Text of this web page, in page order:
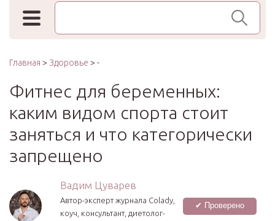
Поиск по сайту
Главная > Здоровье > -
Фитнес для беременных:
каким видом спорта стоит
заняться и что категорически
запрещено
Вадим Цуварев
Автор-эксперт журнала Сolady,
коуч, консультант, диетолог-
✔ Проверено